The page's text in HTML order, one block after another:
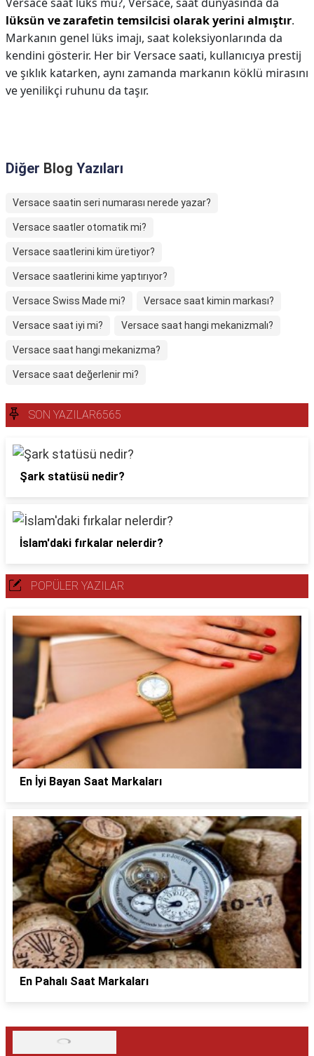
lüksün ve zarafetin temsilcisi olarak yerini almıştır.
Markanın genel lüks imajı, saat koleksiyonlarında da
kendini gösterir. Her bir Versace saati, kullanıcıya prestij
ve şıklık katarken, aynı zamanda markanın köklü mirasını
ve yenilikçi ruhunu da taşır.
Diğer Blog Yazıları
Versace saatin seri numarası nerede yazar?
Versace saatler otomatik mi?
Versace saatlerini kim üretiyor?
Versace saatlerini kime yaptırıyor?
Versace Swiss Made mi? Versace saat kimin markası?
Versace saat iyi mi? Versace saat hangi mekanizmalı?
Versace saat hangi mekanizma?
Versace saat değerlenir mi?
SON YAZILAR6565
Şark statüsü nedir?
İslam'daki fırkalar nelerdir?
POPÜLER YAZILAR
En İyi Bayan Saat Markaları
En Pahalı Saat Markaları